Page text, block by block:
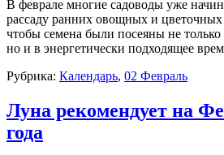
В феврале многие садоводы уже
рассаду ранних овощных и
чтобы семена были посеяны не
но и в энергетически подходящее
Рубрика: Календарь, 02 Февраль
Луна рекомендует на
года